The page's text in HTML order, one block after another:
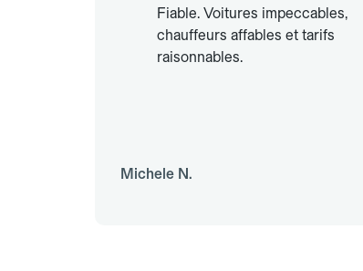
Fiable. Voitures impeccables,
chauffeurs affables et tarifs
raisonnables.
Michele N.